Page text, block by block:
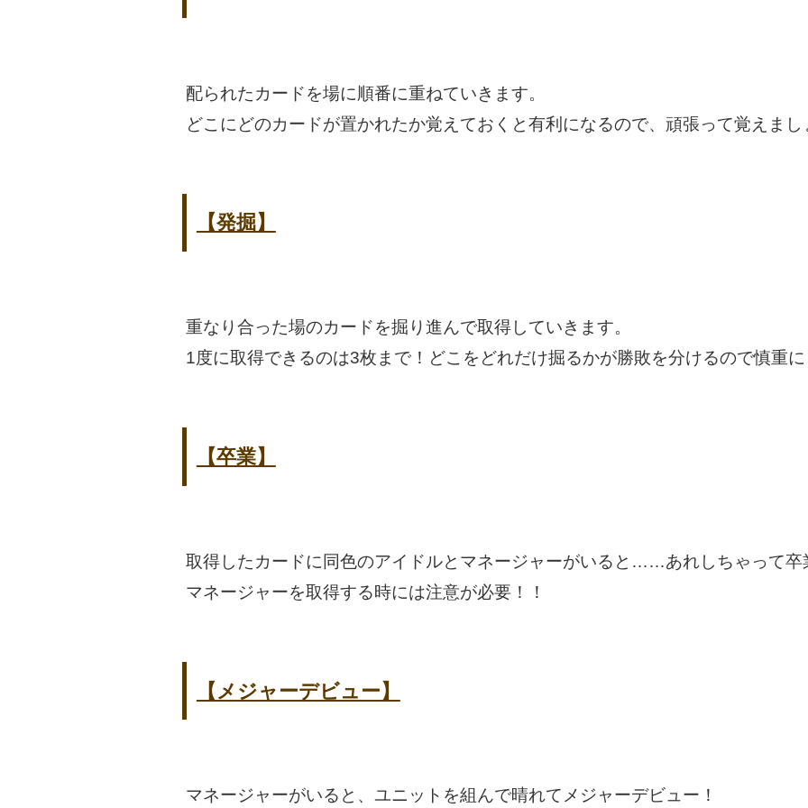
配られたカードを場に順番に重ねていきます。
どこにどのカードが置かれたか覚えておくと有利になるので、頑張って覚えまし
【発掘】
重なり合った場のカードを掘り進んで取得していきます。
1度に取得できるのは3枚まで！どこをどれだけ掘るかが勝敗を分けるので慎重に
【卒業】
取得したカードに同色のアイドルとマネージャーがいると……あれしちゃって卒
マネージャーを取得する時には注意が必要！！
【メジャーデビュー】
マネージャーがいると、ユニットを組んで晴れてメジャーデビュー！